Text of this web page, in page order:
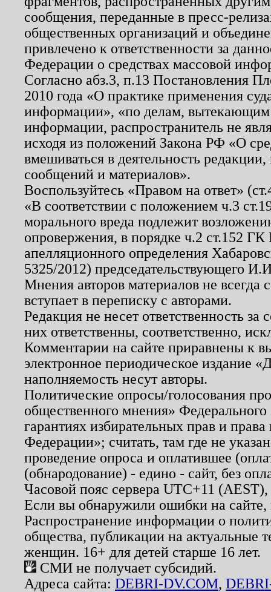
сообщения, переданные в пресс-
общественных организаций и
привлечено к ответственности за
Федерации о средствах массовой
Согласно абз.3, п.13 Постановления
2010 года «О практике применения
информации», «по делам, вытекающим
информации, распространитель не
исходя из положений Закона РФ «О
вмешиваться в деятельность
сообщений и материалов».
Воспользуйтесь «Правом на ответ»
«В соответствии с положением ч.3
морального вреда подлежит
опровержения, в порядке ч.2 ст.152
апелляционного определения
5325/2012) председательствующего
Мнения авторов материалов не
вступает в переписку с авторами.
Редакция не несет ответственность
них ответственны, соответственно,
Комментарии на сайте приравнены к
электронное периодическое издание
наполняемость несут авторы.
Политические опросы/голосования
общественного мнения»
гарантиях избирательных прав и
Федерации»; считать, там где не
проведение опроса и оплатившее
(обнародование) - едино - сайт, без
Часовой пояс сервера UTC+11
Если вы обнаружили ошибки на
Распространение информации о
общества, публикации на актуальные
женщин. 16+ для детей старше 16 лет.
СМИ не получает субсидий.
Адреса сайта: DEBRI-DV.COM,